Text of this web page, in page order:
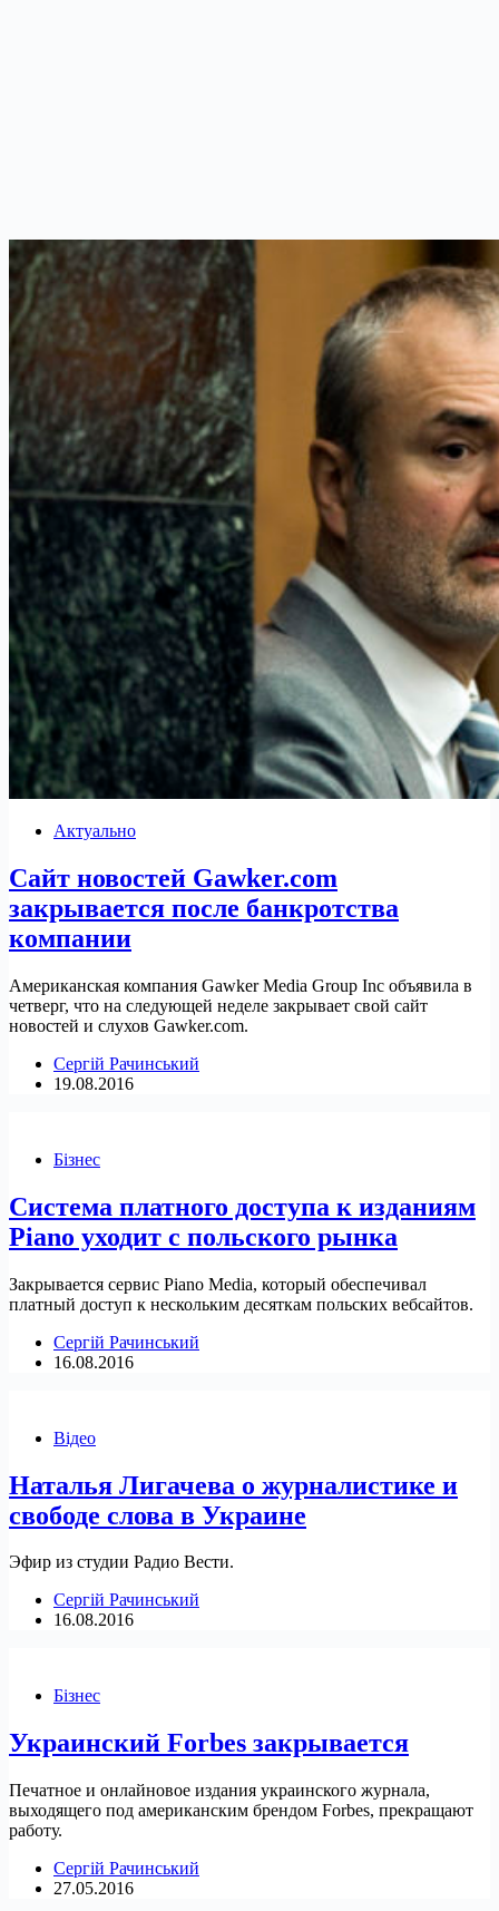
Актуально
Сайт новостей Gawker.com
закрывается после банкротства
компании
Американская компания Gawker Media Group Inc объявила в
четверг, что на следующей неделе закрывает свой сайт
новостей и слухов Gawker.com.
Сергій Рачинський
19.08.2016
Бізнес
Система платного доступа к изданиям
Piano уходит с польского рынка
Закрывается сервис Piano Media, который обеспечивал
платный доступ к нескольким десяткам польских вебсайтов.
Сергій Рачинський
16.08.2016
Відео
Наталья Лигачева о журналистике и
свободе слова в Украине
Эфир из студии Радио Вести.
Сергій Рачинський
16.08.2016
Бізнес
Украинский Forbes закрывается
Печатное и онлайновое издания украинского журнала,
выходящего под американским брендом Forbes, прекращают
работу.
Сергій Рачинський
27.05.2016